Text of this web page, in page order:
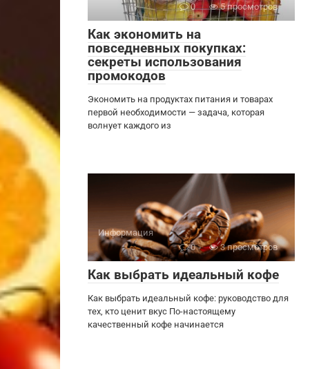
0
5 просмотров
Как экономить на
повседневных покупках:
секреты использования
промокодов
Экономить на продуктах питания и товарах
первой необходимости — задача, которая
волнует каждого из
Информация
0
3 просмотров
Как выбрать идеальный кофе
Как выбрать идеальный кофе: руководство для
тех, кто ценит вкус По-настоящему
качественный кофе начинается